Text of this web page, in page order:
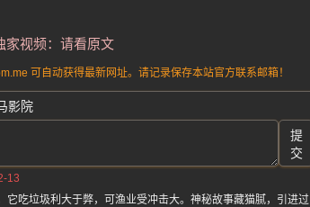
家视频：请看原文
可自动获得最新网址。请记录保存本站官方联系邮箱！
影院
提
交
13
吃垃圾利大于弊，可渔业受冲击大。神秘故事藏猫腻，引进过